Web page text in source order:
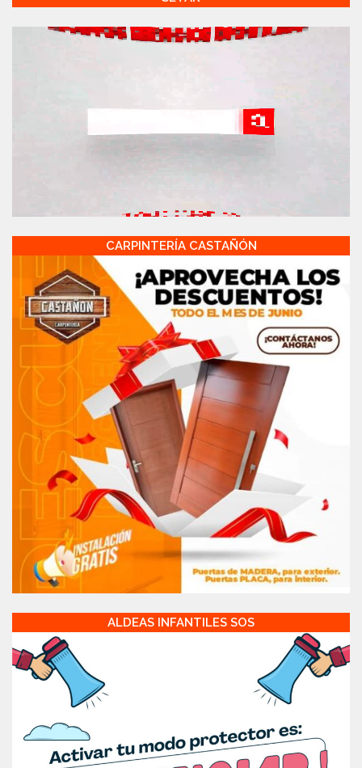
CARPINTERÍA CASTAÑÓN
ALDEAS INFANTILES SOS